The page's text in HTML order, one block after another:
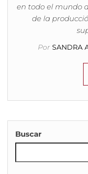
en todo el mundo
de la
Por SANDRA
Buscar